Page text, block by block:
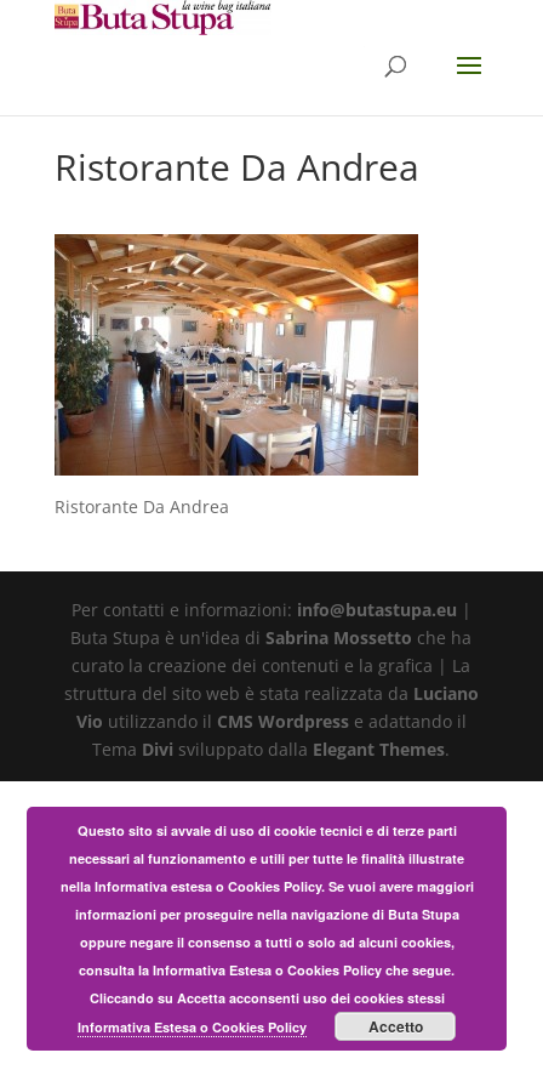
Ristorante Da Andrea
Ristorante Da Andrea
Per contatti e informazioni: info@butastupa.eu |
Buta Stupa è un'idea diSabrina Mossetto che ha
curato la creazione dei contenuti e la grafica | La
struttura del sito web è stata realizzata da Luciano
Vio utilizzando il CMS Wordpresse adattando il
Tema Divi sviluppato dalla Elegant Themes.
Questo sito si avvale di uso di cookie tecnici e di terze parti
necessari al funzionamento e utili per tutte le finalità illustrate
nella Informativa estesa o Cookies Policy. Se vuoi avere maggiori
informazioni per proseguire nella navigazione di Buta Stupa
oppure negare il consenso a tutti o solo ad alcuni cookies,
consulta la Informativa Estesa o Cookies Policy che segue.
Cliccando su Accetta acconsenti uso dei cookies stessi
Informativa Estesa o Cookies Policy
Accetto